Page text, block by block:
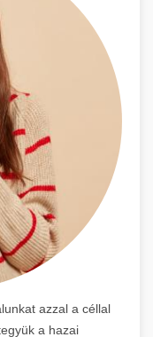
azzal a céllal
a hazai